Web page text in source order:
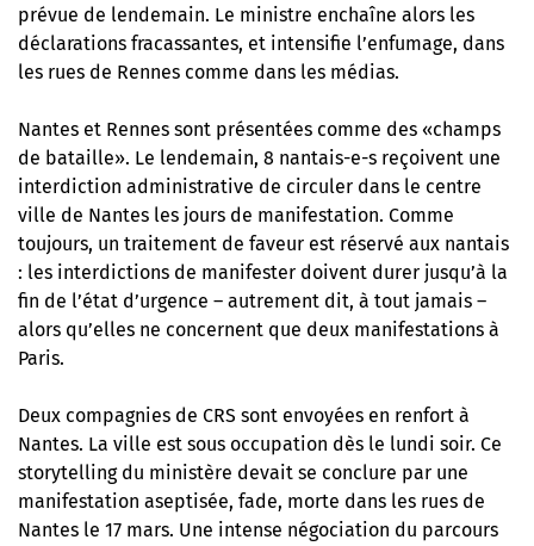
prévue de lendemain. Le ministre enchaîne alors les
déclarations fracassantes, et intensifie l’enfumage, dans
les rues de Rennes comme dans les médias.
Nantes et Rennes sont présentées comme des «champs
de bataille». Le lendemain, 8 nantais-e-s reçoivent une
interdiction administrative de circuler dans le centre
ville de Nantes les jours de manifestation. Comme
toujours, un traitement de faveur est réservé aux nantais
: les interdictions de manifester doivent durer jusqu’à la
fin de l’état d’urgence – autrement dit, à tout jamais –
alors qu’elles ne concernent que deux manifestations à
Paris.
Deux compagnies de CRS sont envoyées en renfort à
Nantes. La ville est sous occupation dès le lundi soir. Ce
storytelling du ministère devait se conclure par une
manifestation aseptisée, fade, morte dans les rues de
Nantes le 17 mars. Une intense négociation du parcours